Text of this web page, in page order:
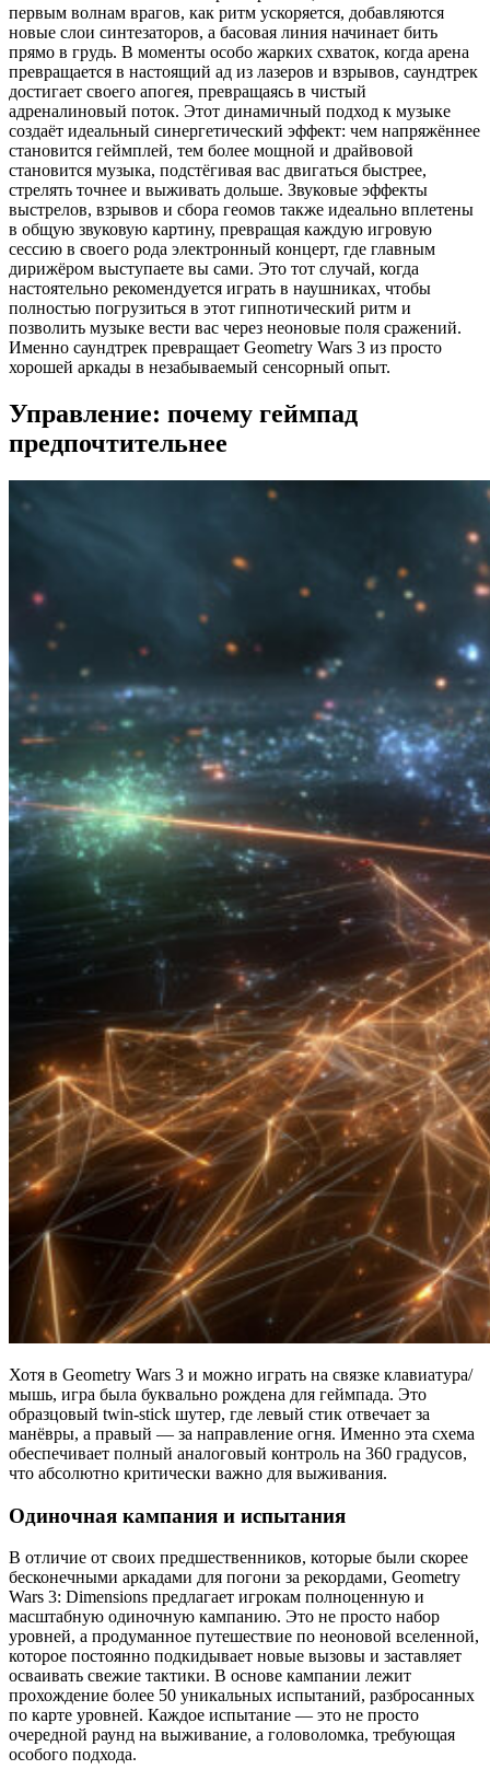
первым волнам врагов, как ритм ускоряется, добавляются
новые слои синтезаторов, а басовая линия начинает бить
прямо в грудь. В моменты особо жарких схваток, когда арена
превращается в настоящий ад из лазеров и взрывов, саундтрек
достигает своего апогея, превращаясь в чистый
адреналиновый поток. Этот динамичный подход к музыке
создаёт идеальный синергетический эффект: чем напряжённее
становится геймплей, тем более мощной и драйвовой
становится музыка, подстёгивая вас двигаться быстрее,
стрелять точнее и выживать дольше. Звуковые эффекты
выстрелов, взрывов и сбора геомов также идеально вплетены
в общую звуковую картину, превращая каждую игровую
сессию в своего рода электронный концерт, где главным
дирижёром выступаете вы сами. Это тот случай, когда
настоятельно рекомендуется играть в наушниках, чтобы
полностью погрузиться в этот гипнотический ритм и
позволить музыке вести вас через неоновые поля сражений.
Именно саундтрек превращает Geometry Wars 3 из просто
хорошей аркады в незабываемый сенсорный опыт.
Управление: почему геймпад
предпочтительнее
Хотя в Geometry Wars 3 и можно играть на связке клавиатура/
мышь, игра была буквально рождена для геймпада. Это
образцовый twin-stick шутер, где левый стик отвечает за
манёвры, а правый — за направление огня. Именно эта схема
обеспечивает полный аналоговый контроль на 360 градусов,
что абсолютно критически важно для выживания.
Одиночная кампания и испытания
В отличие от своих предшественников, которые были скорее
бесконечными аркадами для погони за рекордами, Geometry
Wars 3: Dimensions предлагает игрокам полноценную и
масштабную одиночную кампанию. Это не просто набор
уровней, а продуманное путешествие по неоновой вселенной,
которое постоянно подкидывает новые вызовы и заставляет
осваивать свежие тактики. В основе кампании лежит
прохождение более 50 уникальных испытаний, разбросанных
по карте уровней. Каждое испытание — это не просто
очередной раунд на выживание, а головоломка, требующая
особого подхода.